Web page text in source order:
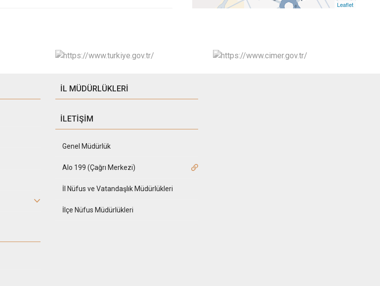
Leaflet
İL MÜDÜRLÜKLERİ
İLETİŞİM
Genel Müdürlük
Alo 199 (Çağrı Merkezi)
İl Nüfus ve Vatandaşlık Müdürlükleri
İlçe Nüfus Müdürlükleri